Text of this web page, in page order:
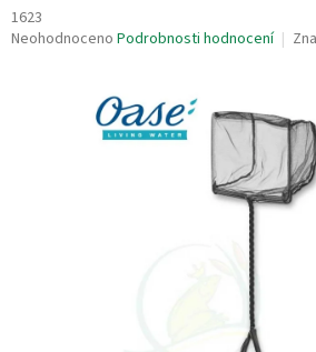
1623
Průměrné
Neohodnoceno Podrobnosti hodnocení